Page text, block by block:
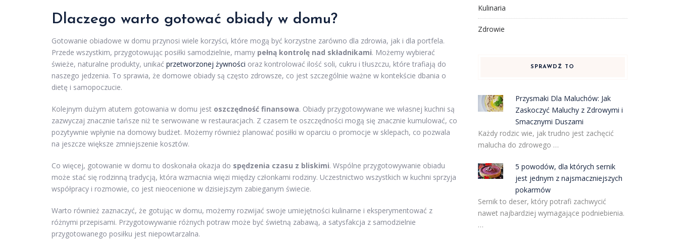
Dlaczego warto gotować obiady w domu?
Gotowanie obiadowe w domu przynosi wiele korzyści, które mogą być korzystne zarówno dla zdrowia, jak i dla portfela.
Przede wszystkim, przygotowując posiłki samodzielnie, mamy pełną kontrolę nad składnikami. Możemy wybierać
świeże, naturalne produkty, unikać przetworzonej żywności oraz kontrolować ilość soli, cukru i tłuszczu, które trafiają do
naszego jedzenia. To sprawia, że domowe obiady są często zdrowsze, co jest szczególnie ważne w kontekście dbania o
dietę i samopoczucie.
Kolejnym dużym atutem gotowania w domu jest oszczędność finansowa. Obiady przygotowywane we własnej kuchni są
zazwyczaj znacznie tańsze niż te serwowane w restauracjach. Z czasem te oszczędności mogą się znacznie kumulować, co
pozytywnie wpłynie na domowy budżet. Możemy również planować posiłki w oparciu o promocje w sklepach, co pozwala
na jeszcze większe zmniejszenie kosztów.
Co więcej, gotowanie w domu to doskonała okazja do spędzenia czasu z bliskimi. Wspólne przygotowywanie obiadu
może stać się rodzinną tradycją, która wzmacnia więzi między członkami rodziny. Uczestnictwo wszystkich w kuchni sprzyja
współpracy i rozmowie, co jest nieocenione w dzisiejszym zabieganym świecie.
Warto również zaznaczyć, że gotując w domu, możemy rozwijać swoje umiejętności kulinarne i eksperymentować z
różnymi przepisami. Przygotowywanie różnych potraw może być świetną zabawą, a satysfakcja z samodzielnie
przygotowanego posiłku jest niepowtarzalna.
Kulinaria
Zdrowie
SPRAWDŹ TO
Przysmaki Dla Maluchów: Jak
Zaskoczyć Maluchy z Zdrowymi i
Smacznymi Duszami
Każdy rodzic wie, jak trudno jest zachęcić
malucha do zdrowego …
5 powodów, dla których sernik
jest jednym z najsmaczniejszych
pokarmów
Sernik to deser, który potrafi zachwycić
nawet najbardziej wymagające podniebienia.
…